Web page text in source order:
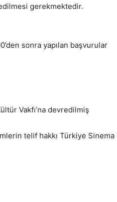
gerekmektedir.
sonra yapılan başvurular
Vakfı’na devredilmiş
telif hakkı Türkiye Sinema